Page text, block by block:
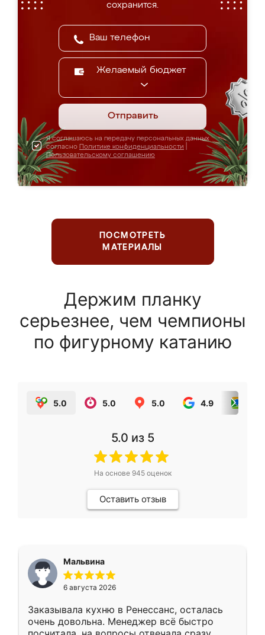
сохранится.
Желаемый бюджет
Отправить
Я соглашаюсь на передачу персональных данных
согласно Политике конфиденциальности
Пользовательскому соглашению
ПОСМОТРЕТЬ
МАТЕРИАЛЫ
Держим планку
серьезнее, чем чемпионы
по фигурному катанию
5.0 5.0 5.0 4.9
5.0 из 5
На основе 945оценок
Оставить отзыв
Мальвина
6 августа 2026
Заказывала кухню в Ренессанс, осталась
очень довольна. Менеджер всё быстро